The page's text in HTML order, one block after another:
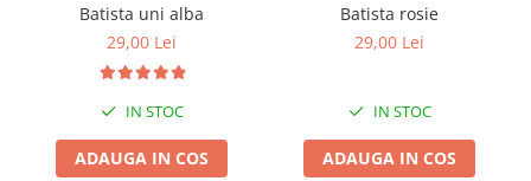
Batista uni alba
29,00 Lei
IN STOC
ADAUGA IN COS
Batista rosie
29,00 Lei
IN STOC
ADAUGA IN COS